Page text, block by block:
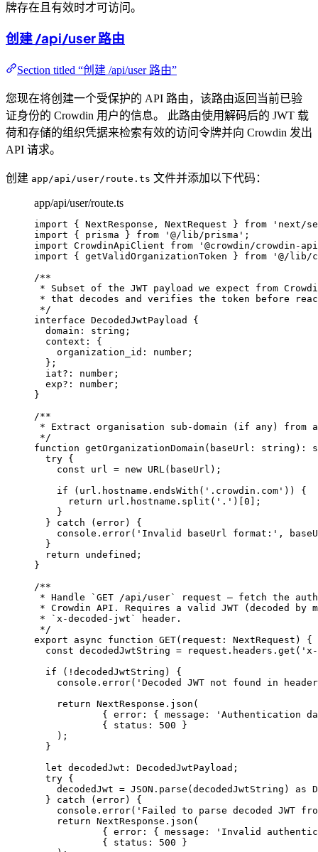
牌存在且有效时才可访问。
创建 /api/user 路由
Section titled “创建 /api/user 路由”
您现在将创建一个受保护的 API 路由，该路由返回当前已验
证身份的 Crowdin 用户的信息。 此路由使用解码后的 JWT 载
荷和存储的组织凭据来检索有效的访问令牌并向 Crowdin 发出
API 请求。
创建 app/api/user/route.ts 文件并添加以下代码：
app/api/user/route.ts
import { NextResponse, NextRequest } from ' next/
import { prisma } from ' @/lib/prisma ' ;
import CrowdinApiClient from ' @crowdin/crowdin-
import { getValidOrganizationToken } from ' @/lib/
/**
* Subset of the JWT payload we expect from
* that decodes and verifies the token before
*/
interface DecodedJwtPayload {
domain : string ;
context :
{
organization_id : number ;
};
iat?: number ;
exp?: number ;
}
/**
* Extract organisation sub-domain (if any) from
*/
function getOrganizationDomain ( baseUrl : string ) :
try {
const url = new URL (baseUrl);
if (url . hostname . endsWith ( ' .crowdin.com ' )) {
return url . hostname . split ( ' . ' )[ 0 ];
}
} catch (error) {
console . error( ' Invalid baseUrl format: ' ,
}
return
undefined ;
}
/**
* Handle `GET /api/user` request – fetch the
* Crowdin API. Requires a valid JWT (decoded by
* `x-decoded-jwt` header.
*/
export
async function GET( request : NextRequest )
{
const decodedJwtString = request . headers . get ( '
if ( ! decodedJwtString) {
console . error( ' Decoded JWT not found in
return NextResponse . json (
{ error: { message:
' Authentication
{ status: 500 }
);
}
let decodedJwt : DecodedJwtPayload ;
try {
decodedJwt = JSON . parse (decodedJwtString) as
} catch (error) {
console . error( ' Failed to parse decoded JWT
return NextResponse . json (
{ error: { message:
' Invalid
{ status: 500 }